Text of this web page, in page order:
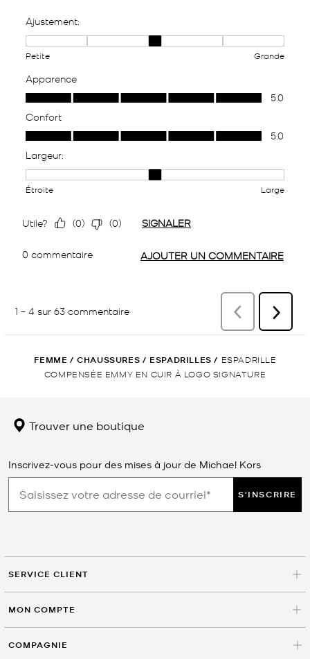
FEMME / CHAUSSURES / ESPADRILLES / ESPADRILLE
COMPENSÉE EMMY EN CUIR À LOGO SIGNATURE
Trouver une boutique
Inscrivez-vous pour des mises à jour de Michael Kors
S'INSCRIRE
SERVICE CLIENT
MON COMPTE
COMPAGNIE